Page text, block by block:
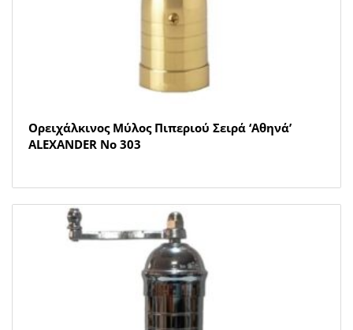
Ορειχάλκινος Μύλος Πιπεριού Σειρά ‘Αθηνά’
ALEXANDER Νο 303